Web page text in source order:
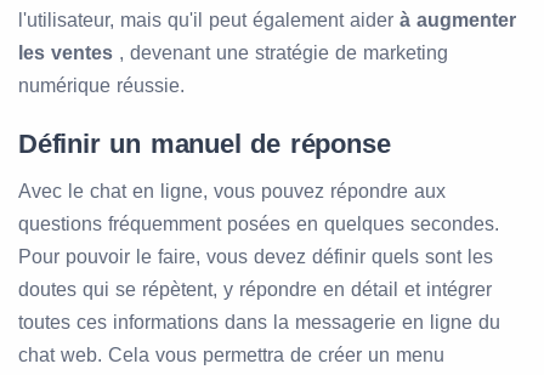
l'utilisateur, mais qu'il peut également aider à augmenter
les ventes , devenant une stratégie de marketing
numérique réussie.
Définir un manuel de réponse
Avec le chat en ligne, vous pouvez répondre aux
questions fréquemment posées en quelques secondes.
Pour pouvoir le faire, vous devez définir quels sont les
doutes qui se répètent, y répondre en détail et intégrer
toutes ces informations dans la messagerie en ligne du
chat web. Cela vous permettra de créer un menu